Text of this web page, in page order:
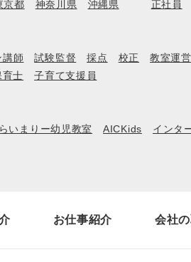
京都 神奈川県 沖縄県
正社員
師 試験監督 採点 校正 教室運
育士 子育て支援員
いまりー幼児教室 AICKids インタ
お仕事紹介 会社